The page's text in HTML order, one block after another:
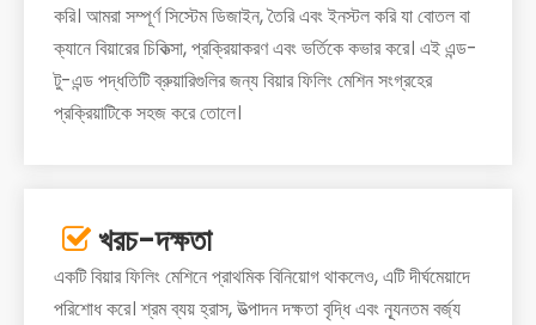
করি। আমরা সম্পূর্ণ সিস্টেম ডিজাইন, তৈরি এবং ইনস্টল করি যা বোতল বা
ক্যানে বিয়ারের চিকিত্সা, প্রক্রিয়াকরণ এবং ভর্তিকে কভার করে। এই এন্ড-
টু-এন্ড পদ্ধতিটি ব্রুয়ারিগুলির জন্য বিয়ার ফিলিং মেশিন সংগ্রহের
প্রক্রিয়াটিকে সহজ করে তোলে।
 খরচ-দক্ষতা
একটি বিয়ার ফিলিং মেশিনে প্রাথমিক বিনিয়োগ থাকলেও, এটি দীর্ঘমেয়াদে
পরিশোধ করে। শ্রম ব্যয় হ্রাস, উত্পাদন দক্ষতা বৃদ্ধি এবং ন্যূনতম বর্জ্য